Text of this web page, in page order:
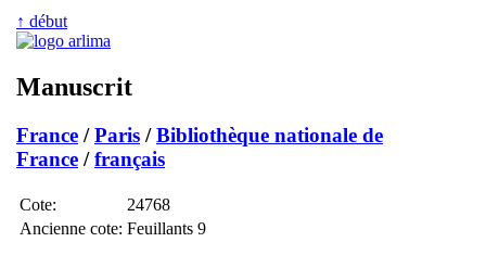
↑ début
Manuscrit
France /Paris /Bibliothèque nationale de
France /français
Cote:
24768
Ancienne cote: Feuillants 9